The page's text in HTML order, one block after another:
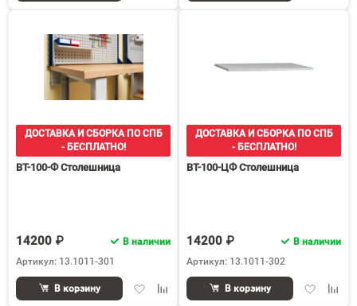
ДОСТАВКА И СБОРКА ПО СПБ
- БЕСПЛАТНО!
ВТ-100-Ф Столешница
14200 ₽
В наличии
Артикул: 13.1011-301
ДобавитьДобавить
В корзину
ДОСТАВКА И СБОРКА ПО СПБ
- БЕСПЛАТНО!
ВТ-100-ЦФ Столешница
14200 ₽
В наличии
Артикул: 13.1011-302
Добавить
В корзину